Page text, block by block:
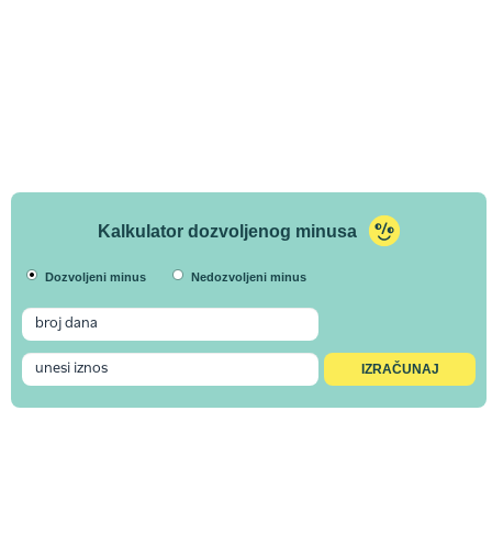
Kalkulator dozvoljenog minusa
Dozvoljeni minus Nedozvoljeni minus